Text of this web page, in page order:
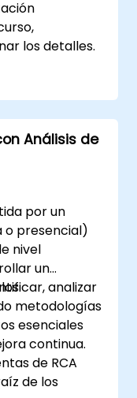
los detalles.
Análisis de
por un
o presencial)
nivel
un
analizar
metodologías
esenciales
continua.
de RCA
de los